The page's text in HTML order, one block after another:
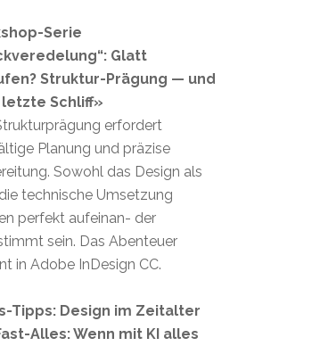
Serie
Glatt
Struktur-Prägung — und
Schliff»
erfordert
Planung und präzise
Sowohl das Design als
technische Umsetzung
perfekt aufeinan- der
sein. Das Abenteuer
in Adobe InDesign CC.
Tipps: Design im Zeitalter
Alles: Wenn mit KI alles